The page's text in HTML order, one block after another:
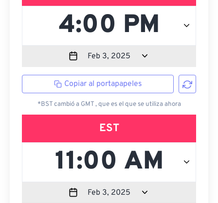
Copiar al portapapeles
*BST cambió a GMT , que es el que se utiliza ahora
EST